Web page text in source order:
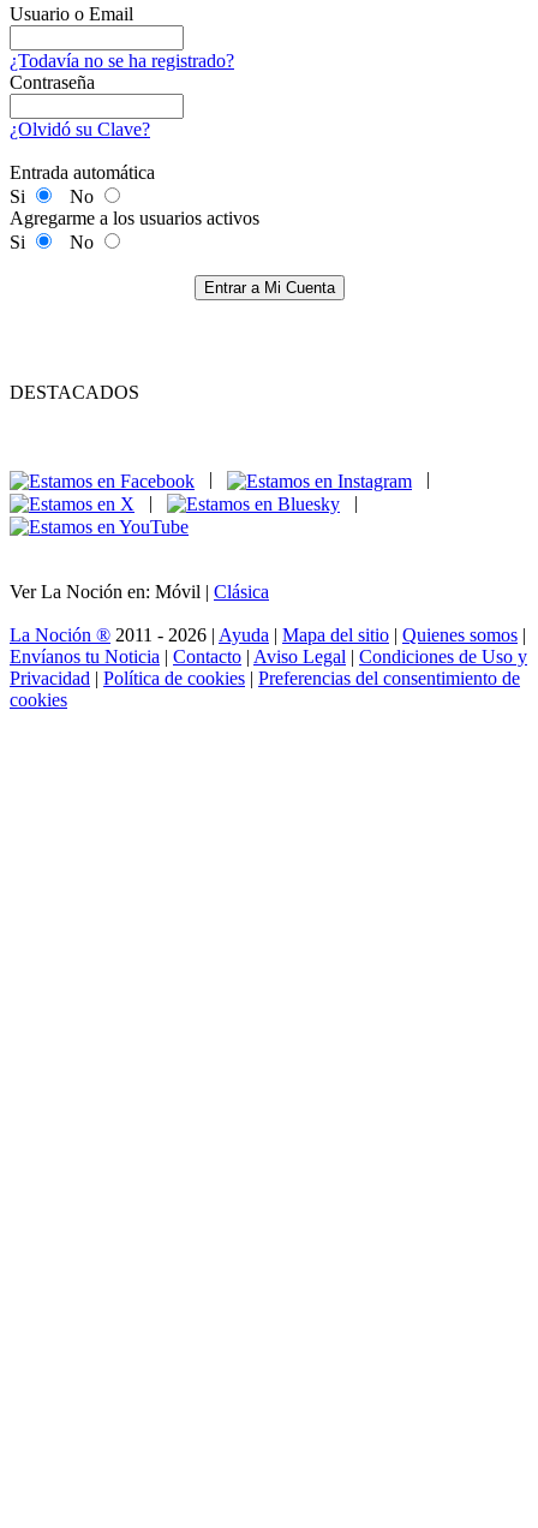
Usuario o Email
¿Todavía no se ha registrado?
Contraseña
¿Olvidó su Clave?
Entrada automática
Si
No
Agregarme a los usuarios activos
Si
No
Entrar a Mi Cuenta
DESTACADOS
|
|
Ver La Noción en: Móvil | Clásica
La Noción ® 2011 - 2026 | Ayuda | Mapa del sitio | Quienes somos |
Envíanos tu Noticia | Contacto | Aviso Legal | Condiciones de Uso y
Privacidad | Política de cookies | Preferencias del consentimiento de
cookies